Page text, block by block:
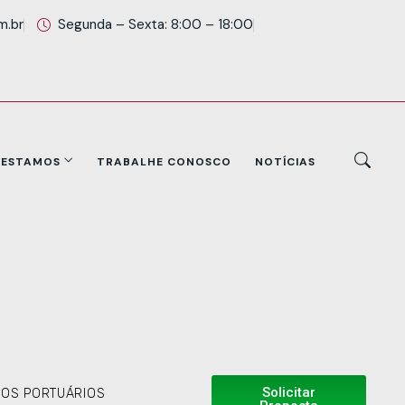
Segunda – Sexta: 8:00 – 18:00
TRABALHE CONOSCO NOTÍCIAS
PORTUÁRIOS
Solicitar